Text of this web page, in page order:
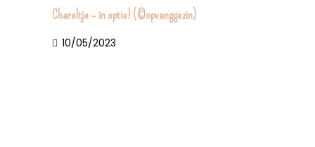
Chareltje – in optie! (©opvanggezin)
10/05/2023